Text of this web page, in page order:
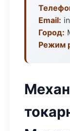
Email:
Город:
Режим